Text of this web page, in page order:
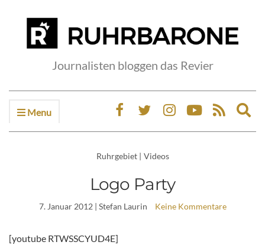
Journalisten bloggen das Revier
Menu
Ruhrgebiet | Videos
Logo Party
7. Januar 2012| Stefan Laurin Keine Kommentare
[youtube RTWSSCYUD4E]